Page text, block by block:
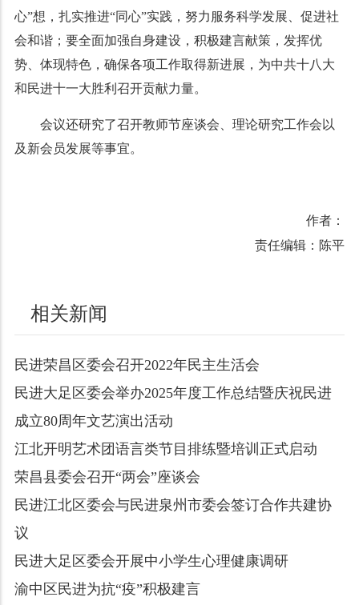
心”想，扎实推进“同心”实践，努力服务科学发展、促进社
会和谐；要全面加强自身建设，积极建言献策，发挥优
势、体现特色，确保各项工作取得新进展，为中共十八大
和民进十一大胜利召开贡献力量。
会议还研究了召开教师节座谈会、理论研究工作会以
及新会员发展等事宜。
作者：
责任编辑：陈平
相关新闻
民进荣昌区委会召开2022年民主生活会
民进大足区委会举办2025年度工作总结暨庆祝民进
成立80周年文艺演出活动
江北开明艺术团语言类节目排练暨培训正式启动
荣昌县委会召开“两会”座谈会
民进江北区委会与民进泉州市委会签订合作共建协
议
民进大足区委会开展中小学生心理健康调研
渝中区民进为抗“疫”积极建言